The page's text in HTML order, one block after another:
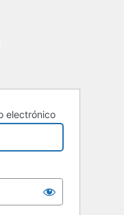
electrónico